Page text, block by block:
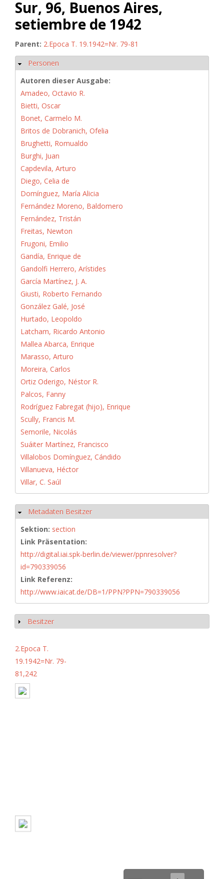
Sur, 96, Buenos Aires,
setiembre de 1942
Parent: 2.Epoca T. 19.1942=Nr. 79-81
Hide
Personen
Autoren dieser Ausgabe:
Amadeo, Octavio R.
Bietti, Oscar
Bonet, Carmelo M.
Britos de Dobranich, Ofelia
Brughetti, Romualdo
Burghi, Juan
Capdevila, Arturo
Diego, Celia de
Domínguez, María Alicia
Fernández Moreno, Baldomero
Fernández, Tristán
Freitas, Newton
Frugoni, Emilio
Gandía, Enrique de
Gandolfi Herrero, Arístides
García Martínez, J. A.
Giusti, Roberto Fernando
González Galé, José
Hurtado, Leopoldo
Latcham, Ricardo Antonio
Mallea Abarca, Enrique
Marasso, Arturo
Moreira, Carlos
Ortiz Oderigo, Néstor R.
Palcos, Fanny
Rodríguez Fabregat (hijo), Enrique
Scully, Francis M.
Semorile, Nicolás
Suáiter Martínez, Francisco
Villalobos Domínguez, Cándido
Villanueva, Héctor
Villar, C. Saúl
Hide
Metadaten Besitzer
Sektion: section
Link Präsentation:
http://digital.iai.spk-berlin.de/viewer/ppnresolver?
id=790339056
Link Referenz:
http://www.iaicat.de/DB=1/PPN?PPN=790339056
Show
Besitzer
2.Epoca T.
19.1942=Nr. 79-
81,242